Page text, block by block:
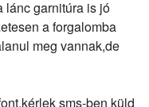
lánc garnitúra is jó
a forgalomba
meg vannak,de
sms-ben küld